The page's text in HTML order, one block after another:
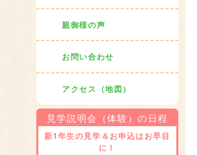
親御様の声
お問い合わせ
アクセス（地図）
見学説明会（体験）の日程
新1年生の見学＆お申込はお早目
に！